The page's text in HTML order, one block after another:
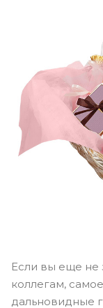
Если вы еще не
коллегам,
дальновидные